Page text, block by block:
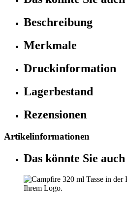
Beschreibung
Merkmale
Druckinformation
Lagerbestand
Rezensionen
Artikelinformationen
Das könnte Sie